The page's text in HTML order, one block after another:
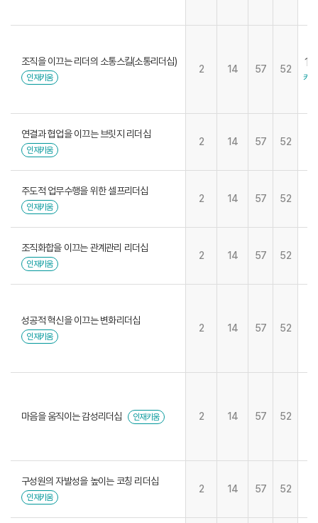
조직을 이끄는 리더의 소통스킬(소통리더십)
인재키움
2 14 57 52 15
키움
연결과 협업을 이끄는 브릿지 리더십
인재키움
2 14 57 52
주도적 업무수행을 위한 셀프리더십
인재키움
2 14 57 52
조직화합을 이끄는 관계관리 리더십
인재키움
2 14 57 52
성공적 혁신을 이끄는 변화리더십
인재키움
2 14 57 52
마음을 움직이는 감성리더십 인재키움 2 14 57 52
구성원의 자발성을 높이는 코칭 리더십
인재키움
2 14 57 52